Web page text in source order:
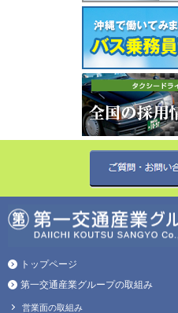
トップページ
第一交通産業グループの取組み
営業面の取組み